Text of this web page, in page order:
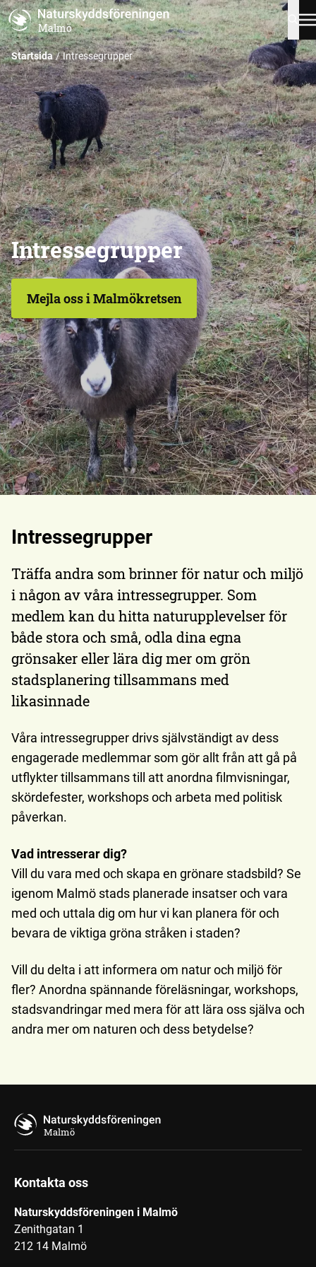
Malmö
Startsida Intressegrupper
Intressegrupper
Mejla oss i Malmökretsen
Intressegrupper
Träffa andra som brinner för natur och miljö
i någon av våra intressegrupper. Som
medlem kan du hitta naturupplevelser för
både stora och små, odla dina egna
grönsaker eller lära dig mer om grön
stadsplanering tillsammans med
likasinnade
Våra intressegrupper drivs självständigt av dess
engagerade medlemmar som gör allt från att gå på
utflykter tillsammans till att anordna filmvisningar,
skördefester, workshops och arbeta med politisk
påverkan.
Vad intresserar dig?
Vill du vara med och skapa en grönare stadsbild? Se
igenom Malmö stads planerade insatser och vara
med och uttala dig om hur vi kan planera för och
bevara de viktiga gröna stråken i staden?
Vill du delta i att informera om natur och miljö för
fler? Anordna spännande föreläsningar, workshops,
stadsvandringar med mera för att lära oss själva och
andra mer om naturen och dess betydelse?
Malmö
Kontakta oss
Naturskyddsföreningen i Malmö
Zenithgatan 1
212 14 Malmö